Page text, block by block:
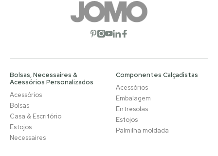
Abrir rede social
Abrir rede social
Abrir rede social
Abrir rede social
Abrir rede social
Bolsas, Necessaires &
Acessórios Personalizados
Acessórios
Bolsas
Casa & Escritório
Estojos
Necessaires
Componentes Calçadistas
Acessórios
Embalagem
Entresolas
Estojos
Palmilha moldada